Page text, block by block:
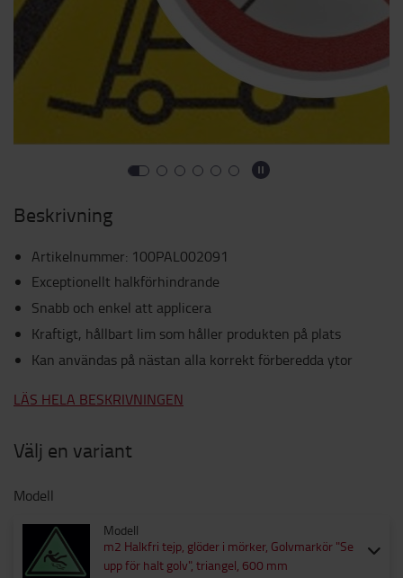
Beskrivning
Artikelnummer: 100PAL002091
Exceptionellt halkförhindrande
Snabb och enkel att applicera
Kraftigt, hållbart lim som håller produkten på plats
Kan användas på nästan alla korrekt förberedda ytor
LÄS HELA BESKRIVNINGEN
Välj en variant
Modell
Modell
m2 Halkfri tejp, glöder i mörker, Golvmarkör "Se
upp för halt golv", triangel, 600 mm